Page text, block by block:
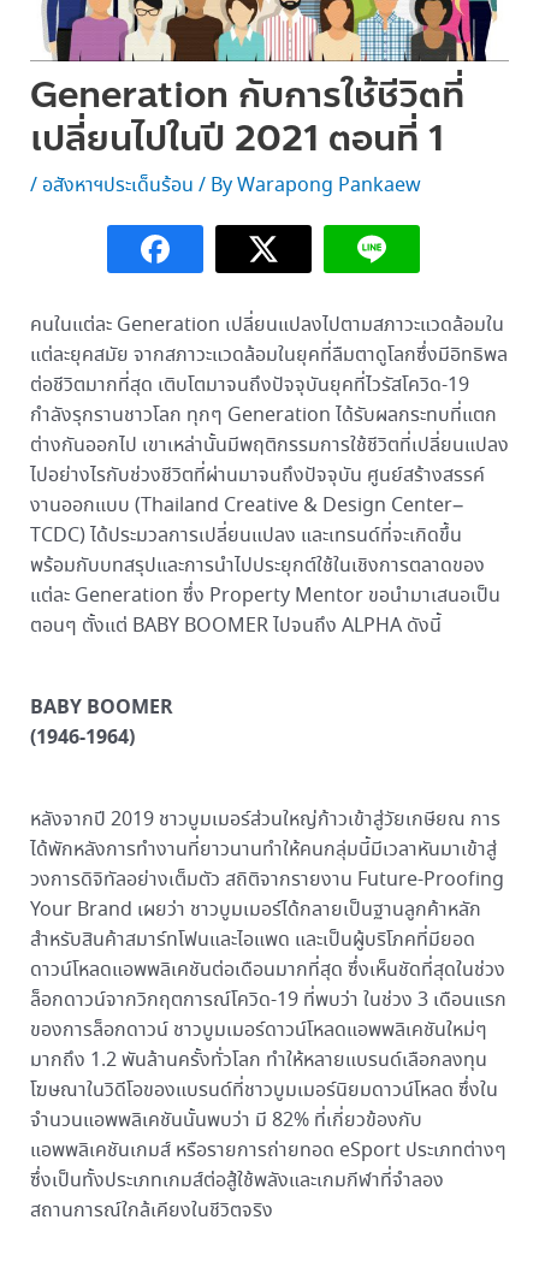
Generation กับการใช้ชีวิตที่
เปลี่ยนไปในปี 2021 ตอนที่ 1
/ อสังหาฯประเด็นร้อน / ByWarapong Pankaew
คนในแต่ละ Generation เปลี่ยนแปลงไปตามสภาวะแวดล้อมใน
แต่ละยุคสมัย จากสภาวะแวดล้อมในยุคที่ลืมตาดูโลกซึ่งมีอิทธิพล
ต่อชีวิตมากที่สุด เติบโตมาจนถึงปัจจุบันยุคที่ไวรัสโควิด-19
กำลังรุกรานชาวโลก ทุกๆ Generation ได้รับผลกระทบที่แตก
ต่างกันออกไป เขาเหล่านั้นมีพฤติกรรมการใช้ชีวิตที่เปลี่ยนแปลง
ไปอย่างไรกับช่วงชีวิตที่ผ่านมาจนถึงปัจจุบัน ศูนย์สร้างสรรค์
งานออกแบบ (Thailand Creative & Design Center–
TCDC) ได้ประมวลการเปลี่ยนแปลง และเทรนด์ที่จะเกิดขึ้น
พร้อมกับบทสรุปและการนำไปประยุกต์ใช้ในเชิงการตลาดของ
แต่ละ Generation ซึ่ง Property Mentor ขอนำมาเสนอเป็น
ตอนๆ ตั้งแต่ BABY BOOMER ไปจนถึง ALPHA ดังนี้
BABY BOOMER
(1946-1964)
หลังจากปี 2019 ชาวบูมเมอร์ส่วนใหญ่ก้าวเข้าสู่วัยเกษียณ การ
ได้พักหลังการทำงานที่ยาวนานทำให้คนกลุ่มนี้มีเวลาหันมาเข้าสู่
วงการดิจิทัลอย่างเต็มตัว สถิติจากรายงาน Future-Proofing
Your Brand เผยว่า ชาวบูมเมอร์ได้กลายเป็นฐานลูกค้าหลัก
สำหรับสินค้าสมาร์ทโฟนและไอแพด และเป็นผู้บริโภคที่มียอด
ดาวน์โหลดแอพพลิเคชันต่อเดือนมากที่สุด ซึ่งเห็นชัดที่สุดในช่วง
ล็อกดาวน์จากวิกฤตการณ์โควิด-19 ที่พบว่า ในช่วง 3 เดือนแรก
ของการล็อกดาวน์ ชาวบูมเมอร์ดาวน์โหลดแอพพลิเคชันใหม่ๆ
มากถึง 1.2 พันล้านครั้งทั่วโลก ทำให้หลายแบรนด์เลือกลงทุน
โฆษณาในวิดีโอของแบรนด์ที่ชาวบูมเมอร์นิยมดาวน์โหลด ซึ่งใน
จำนวนแอพพลิเคชันนั้นพบว่า มี 82% ที่เกี่ยวข้องกับ
แอพพลิเคชันเกมส์ หรือรายการถ่ายทอด eSport ประเภทต่างๆ
ซึ่งเป็นทั้งประเภทเกมส์ต่อสู้ใช้พลังและเกมกีฬาที่จำลอง
สถานการณ์ใกล้เคียงในชีวิตจริง